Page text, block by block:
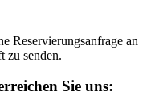
Reservierungsanfrage an
zu senden.
Sie uns: